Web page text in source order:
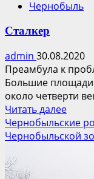
Чернобыль
Сталкер
admin 30.08.2020
Преамбула к
Большие площади
около четверти
Читать далее
о
Чернобыльские
Чернобыльской